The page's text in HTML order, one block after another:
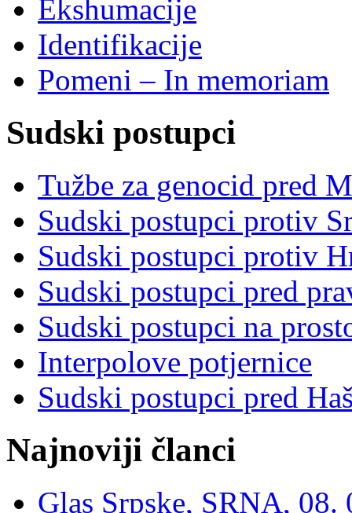
Ekshumacije
Identifikacije
Pomeni – In memoriam
Sudski postupci
Tužbe za genocid pred
Sudski postupci protiv
Sudski postupci protiv
Sudski postupci pred
Sudski postupci na
Interpolove potjernice
Sudski postupci pred
Najnoviji članci
Glas Srpske, SRNA,